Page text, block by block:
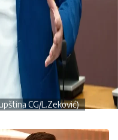
CG/L.Zeković)